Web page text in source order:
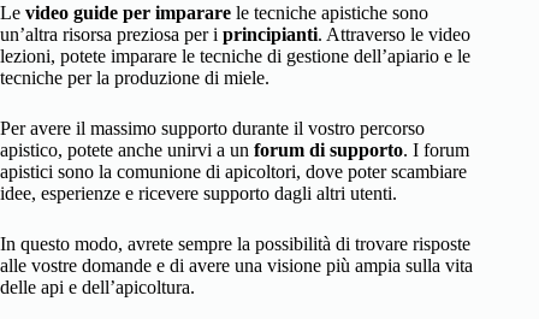
Le video guide per imparare le tecniche apistiche sono
un’altra risorsa preziosa per i principianti. Attraverso le video
lezioni, potete imparare le tecniche di gestione dell’apiario e le
tecniche per la produzione di miele.
Per avere il massimo supporto durante il vostro percorso
apistico, potete anche unirvi a un forum di supporto. I forum
apistici sono la comunione di apicoltori, dove poter scambiare
idee, esperienze e ricevere supporto dagli altri utenti.
In questo modo, avrete sempre la possibilità di trovare risposte
alle vostre domande e di avere una visione più ampia sulla vita
delle api e dell’apicoltura.